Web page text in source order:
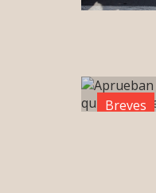
Breves